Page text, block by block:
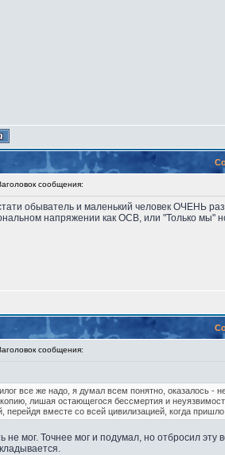
сообщения:
обыватель и маленький человек ОЧЕНЬ
напряжении как ОСВ, или "Только мы"
сообщения:
все же надо, я думал всем понятно, оказалось -
лишая остающегося бессмертия и
вместе со всей цивилизацией, когда
не мог. Точнее мог и подумал, но отбросил